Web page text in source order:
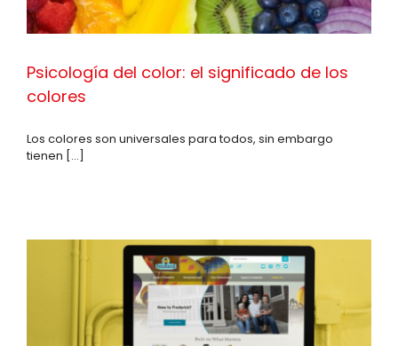
Psicología del color: el significado de los
colores
Los colores son universales para todos, sin embargo
tienen [...]